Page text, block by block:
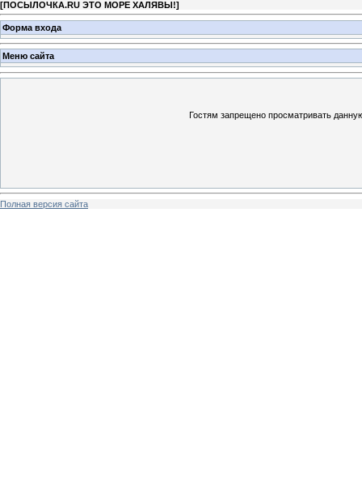
[ПОСЫЛОЧКА.RU ЭТО МОРЕ ХАЛЯВЫ!]
Форма входа
Меню сайта
Гостям запрещено просматривать
Полная версия сайта